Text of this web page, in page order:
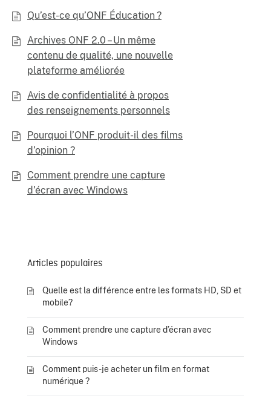
Qu’est-ce qu’ONF Éducation ?
Archives ONF 2.0 – Un même
contenu de qualité, une nouvelle
plateforme améliorée
Avis de confidentialité à propos
des renseignements personnels
Pourquoi l’ONF produit-il des films
d’opinion ?
Comment prendre une capture
d’écran avec Windows
Articles populaires
Quelle est la différence entre les formats HD, SD et
mobile?
Comment prendre une capture d’écran avec
Windows
Comment puis-je acheter un film en format
numérique ?